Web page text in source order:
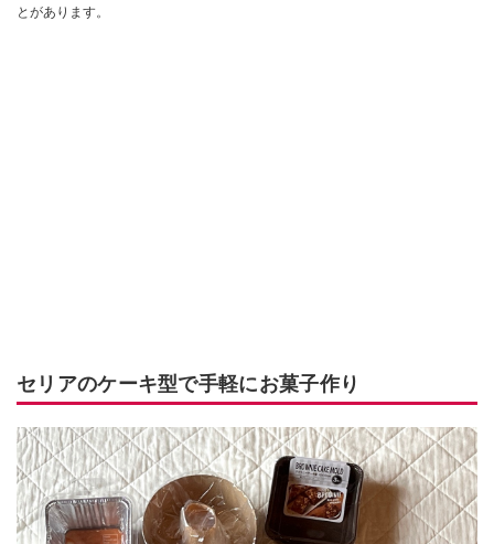
とがあります。
セリアのケーキ型で手軽にお菓子作り